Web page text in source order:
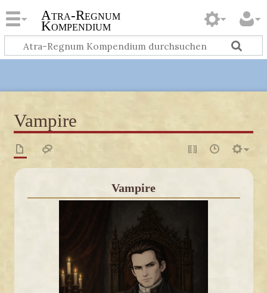
Atra-Regnum
Kompendium
Vampire
Vampire